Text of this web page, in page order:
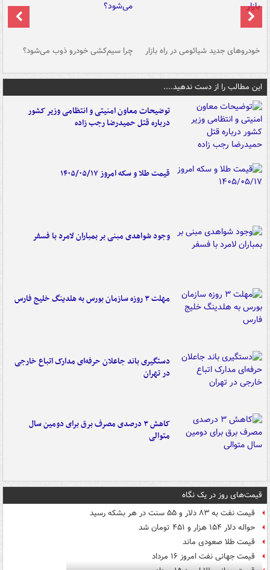
خودروهای جدید شیائومی در راه بازار چرا سیم‌کشی خودرو ذوب می‌شود؟
این مطالب را از دست ندهید....
توضیحات معاون امنیتی و انتظامی وزیر کشور
درباره قتل حمیدرضا رجب زاده
قیمت طلا و سکه امروز ۱۴۰۵/۰۵/۱۷
وجود شواهدی مبنی بر بمباران لامرد با فسفر
مهلت ۳ روزه سازمان بورس به هلدینگ خلیج فارس
دستگیری باند جاعلان حرفه‌ای مدارک اتباع خارجی
در تهران
کاهش ۳ درصدی مصرف برق برای دومین سال
متوالی
قیمت‌های روز در یک نگاه
قیمت نفت به ۸۳ دلار و ۵۵ سنت در هر بشکه رسید
حواله دلار ۱۵۴ هزار و ۴۵۱ تومان شد
قیمت طلا صعودی ماند
قیمت جهانی نفت امروز ۱۶ مرداد